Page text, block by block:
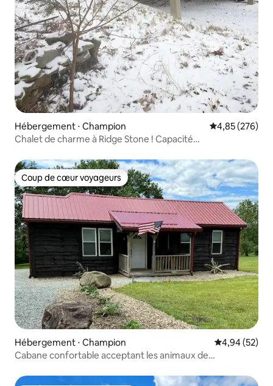
Hébergement ⋅ Champion Évaluation
4,85 (276)
Chalet de charme à Ridge Stone ! Capacité
Coup de cœur voyageurs
Coup de cœur voyageurs
Hébergement ⋅ Champion Évaluation
4,94 (52)
Cabane confortable acceptant les animaux de